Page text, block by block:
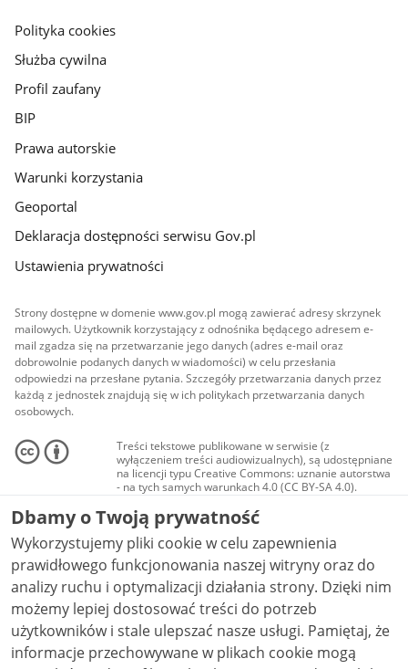
gov.pl
Polityka cookies
Służba cywilna
Profil zaufany
BIP
Prawa autorskie
Warunki korzystania
Geoportal
Deklaracja dostępności serwisu Gov.pl
Ustawienia prywatności
Strony dostępne w domenie www.gov.pl mogą zawierać adresy skrzynek
mailowych. Użytkownik korzystający z odnośnika będącego adresem e-
mail zgadza się na przetwarzanie jego danych (adres e-mail oraz
dobrowolnie podanych danych w wiadomości) w celu przesłania
odpowiedzi na przesłane pytania. Szczegóły przetwarzania danych przez
każdą z jednostek znajdują się w ich politykach przetwarzania danych
osobowych.
Treści tekstowe publikowane w serwisie (z
wyłączeniem treści audiowizualnych), są udostępniane
na licencji typu Creative Commons: uznanie autorstwa
- na tych samych warunkach 4.0 (CC BY-SA 4.0).
Materiały audiowizualne, w tym zdjęcia, materiały
audio i wideo, są udostępniane na licencji typu
Creative Commons: uznanie autorstwa użycie
niekomercyjne - bez utworów zależnych 4.0 (CC BY-
NC-ND 4.0), o ile nie jest to stwierdzone inaczej.
Dbamy o Twoją prywatność
Wykorzystujemy pliki cookie w celu zapewnienia
prawidłowego funkcjonowania naszej witryny oraz do
analizy ruchu i optymalizacji działania strony. Dzięki nim
możemy lepiej dostosować treści do potrzeb
użytkowników i stale ulepszać nasze usługi. Pamiętaj, że
informacje przechowywane w plikach cookie mogą